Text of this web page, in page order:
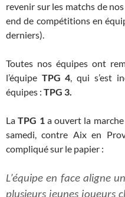
revenir sur les matchs de
end de compétitions en
derniers).
Toutes nos équipes ont
l’équipe TPG 4, qui s’est
équipes : TPG 3.
LaTPG 1a ouvert la
samedi, contre Aix en
compliqué sur le papier :
L’équipe en face aligne un